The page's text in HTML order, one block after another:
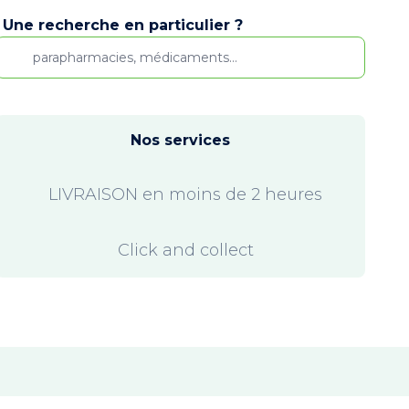
Une recherche en particulier ?
Nos services
LIVRAISON en moins de 2 heures
Click and collect